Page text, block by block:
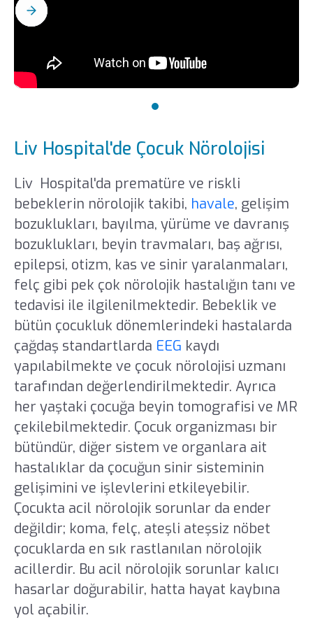
Liv Hospital'de Çocuk Nörolojisi
Liv Hospital'da prematüre ve riskli
bebeklerin nörolojik takibi, havale, gelişim
bozuklukları, bayılma, yürüme ve davranış
bozuklukları, beyin travmaları, baş ağrısı,
epilepsi, otizm, kas ve sinir yaralanmaları,
felç gibi pek çok nörolojik hastalığın tanı ve
tedavisi ile ilgilenilmektedir. Bebeklik ve
bütün çocukluk dönemlerindeki hastalarda
çağdaş standartlarda EEG kaydı
yapılabilmekte ve çocuk nörolojisi uzmanı
tarafından değerlendirilmektedir. Ayrıca
her yaştaki çocuğa beyin tomografisi ve MR
çekilebilmektedir. Çocuk organizması bir
bütündür, diğer sistem ve organlara ait
hastalıklar da çocuğun sinir sisteminin
gelişimini ve işlevlerini etkileyebilir.
Çocukta acil nörolojik sorunlar da ender
değildir; koma, felç, ateşli ateşsiz nöbet
çocuklarda en sık rastlanılan nörolojik
acillerdir. Bu acil nörolojik sorunlar kalıcı
hasarlar doğurabilir, hatta hayat kaybına
yol açabilir.